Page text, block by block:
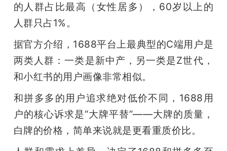
的人群占比最高（女性居多），60岁以上的
人群只占1%。
据官方介绍，1688平台上最典型的C端用户是
两类人群：一类是新中产，另一类是Z世代，
和小红书的用户画像非常相似。
和拼多多的用户追求绝对低价不同，1688用
户的核心诉求是“大牌平替”——大牌的质量，
白牌的价格，简单来说就是更看重质价比。